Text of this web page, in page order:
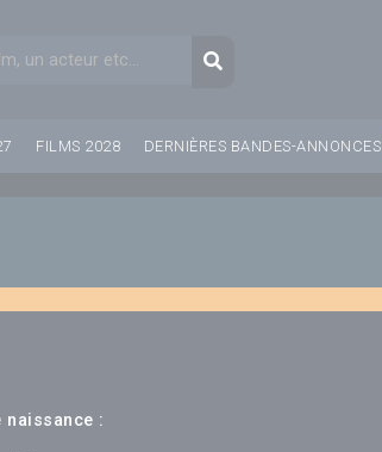
de rechercheRecherche
FILMS 2028 DERNIÈRES BANDES-ANNONCES
naissance :